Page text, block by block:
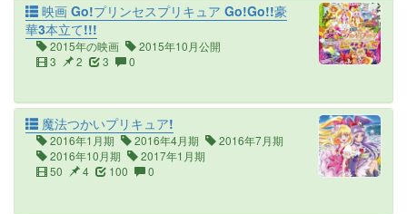
映画 Go!プリンセスプリキュア Go!Go!!豪
華3本立て!!!
2015年の映画
2015年10月公開
3
2 3 0
魔法つかいプリキュア!
2016年1月期 2016年4月期
2016年7月期
2016年10月期
2017年1月期
50
4 100 0